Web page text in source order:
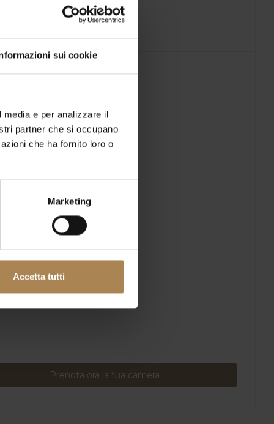
sui cookie
e per analizzare il
partner che si occupano
che ha fornito loro o
Marketing
Accetta tutti
Prenota ora la tua camera